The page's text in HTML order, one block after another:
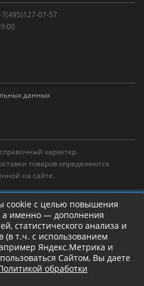
07-57
данных
характер.
товаров определяются
на сайте.
полезные советы!
cookie с целью повышения
а именно — дополнения
статистического анализа и
(в т.ч. с использованием
Яндекс.Метрика и
Сайтом, Вы даете
обработки